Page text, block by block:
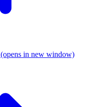
(opens in new window)